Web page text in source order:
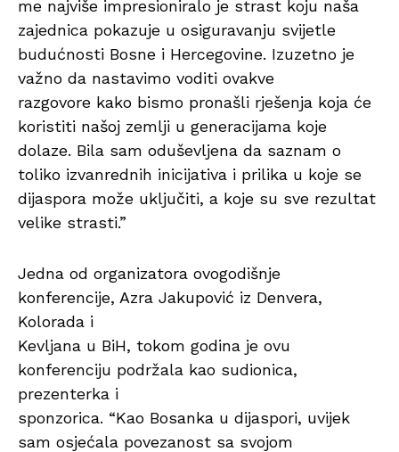
me najviše impresioniralo je strast koju naša
zajednica pokazuje u osiguravanju svijetle
budućnosti Bosne i Hercegovine. Izuzetno je
važno da nastavimo voditi ovakve
razgovore kako bismo pronašli rješenja koja će
koristiti našoj zemlji u generacijama koje
dolaze. Bila sam oduševljena da saznam o
toliko izvanrednih inicijativa i prilika u koje se
dijaspora može uključiti, a koje su sve rezultat
velike strasti.”
Jedna od organizatora ovogodišnje
konferencije, Azra Jakupović iz Denvera,
Kolorada i
Kevljana u BiH, tokom godina je ovu
konferenciju podržala kao sudionica,
prezenterka i
sponzorica. “Kao Bosanka u dijaspori, uvijek
sam osjećala povezanost sa svojom